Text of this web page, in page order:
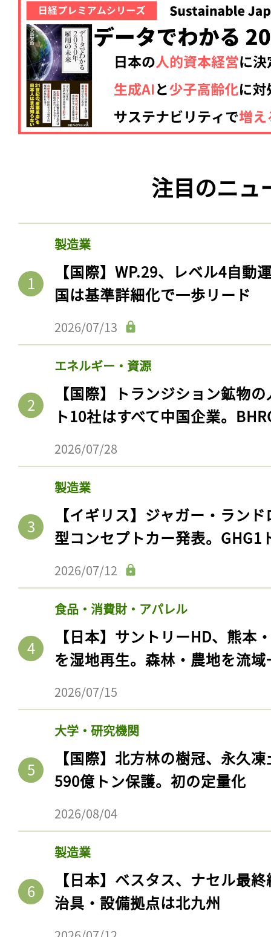
注目のニュ
製造業
【国際】WP.29、レベル4自動
国は基準詳細化で一歩リード
2026/07/13
エネルギー・資源
【国際】トランジション鉱物
ト10社はすべて中国企業。
2026/07/28
製造業
【イギリス】ジャガー・ラン
型コンセプトカー発表。GHG1
2026/07/12
食品・消費財・アパレル
【日本】サントリーHD、熊本
を湿地再生。森林・農地を流
2026/07/15
大学・研究機関
【国際】北方林の樹冠、永久
590億トン保護。初の定量化
2026/08/04
製造業
【日本】ベスタス、ナセル最
治具・設備拠点は北九州